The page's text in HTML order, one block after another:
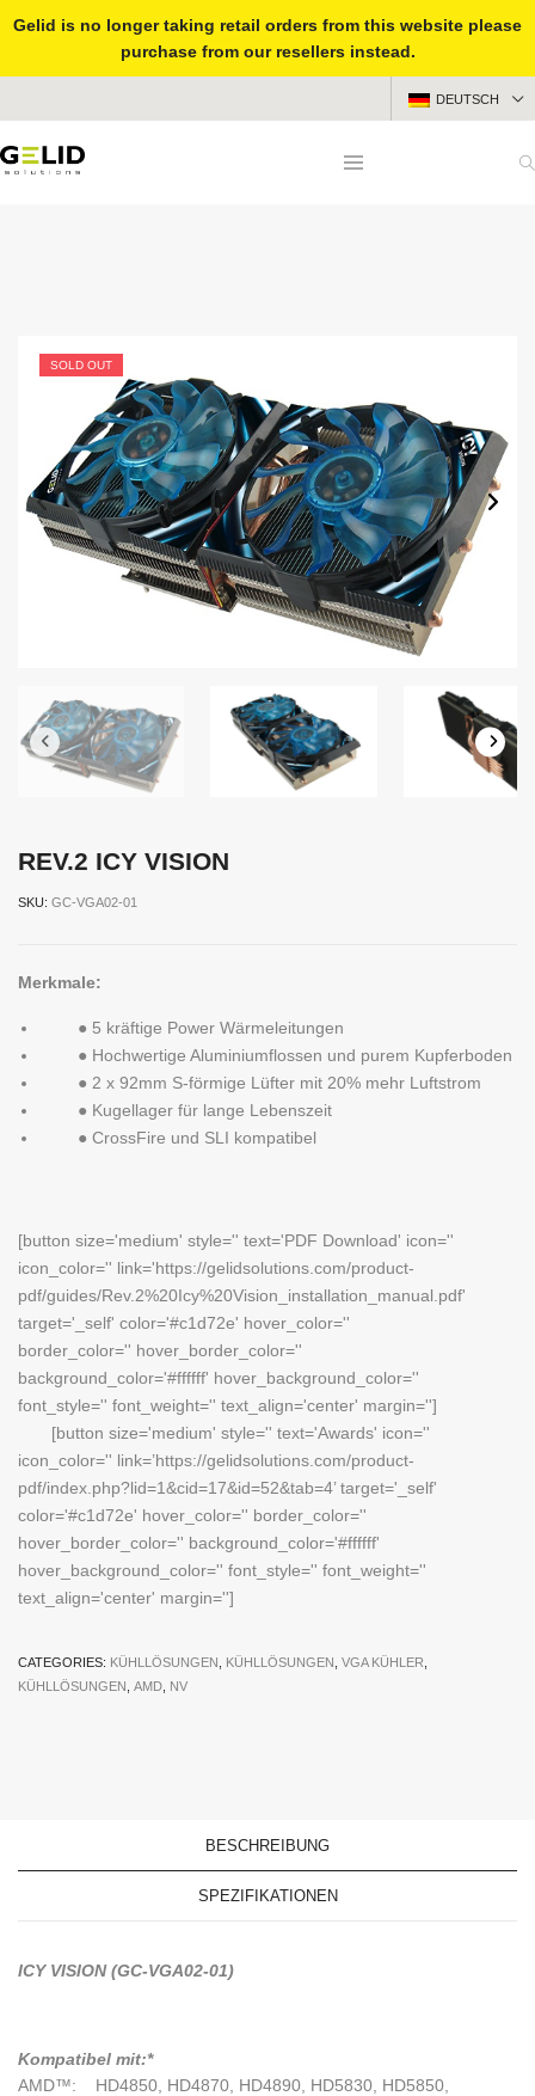
Gelid is no longer taking retail orders from this website please
purchase from our resellers instead.
DEUTSCH
SOLD OUT
REV.2 ICY VISION
SKU: GC-VGA02-01
Merkmale:
● 5 kräftige Power Wärmeleitungen
● Hochwertige Aluminiumflossen und purem Kupferboden
● 2 x 92mm S-förmige Lüfter mit 20% mehr Luftstrom
● Kugellager für lange Lebenszeit
● CrossFire und SLI kompatibel
[button size='medium' style='' text='PDF Download' icon=''
icon_color='' link='https://gelidsolutions.com/product-
pdf/guides/Rev.2%20Icy%20Vision_installation_manual.pdf'
target='_self' color='#c1d72e' hover_color=''
border_color='' hover_border_color=''
background_color='#ffffff' hover_background_color=''
font_style='' font_weight='' text_align='center' margin='']
[button size='medium' style='' text='Awards' icon=''
icon_color='' link=’https://gelidsolutions.com/product-
pdf/index.php?lid=1&cid=17&id=52&tab=4’ target='_self'
color='#c1d72e' hover_color='' border_color=''
hover_border_color='' background_color='#ffffff'
hover_background_color='' font_style='' font_weight=''
text_align='center' margin='']
CATEGORIES: KÜHLLÖSUNGEN KÜHLLÖSUNGEN VGA KÜHLER
KÜHLLÖSUNGEN
AMD NV
BESCHREIBUNG
SPEZIFIKATIONEN
ICY VISION (GC-VGA02-01)
Kompatibel mit:*
AMD™: HD4850, HD4870, HD4890, HD5830, HD5850,